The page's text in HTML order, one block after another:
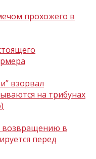
прохожего в
взорвал
на трибунах
возвращению в
перед